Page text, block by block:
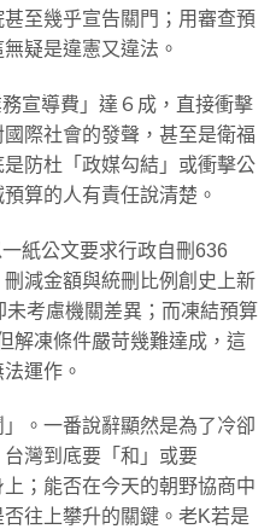
至幾乎宣告關門；用審查預
疑是違憲又違法。
宣導費」達６成，直接衝擊
際社會的發聲，甚至是衛福
防杜「政媒勾結」或衝擊公
算的人有責任說清楚。
紙公文要求行政自刪636
減金額與統刪比例創史上新
考慮機關差異；而凍結預算
解凍條件嚴苛幾難達成，這
運作。
。一番說辭顯然是為了冷卻
灣到底要「和」或要
上；能否在今天的朝野協商中
往上攀升的關鍵。老K若是